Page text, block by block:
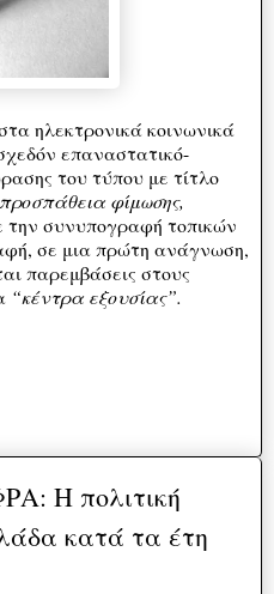
ηλεκτρονικά κοινωνικά
επαναστατικό-
του τύπου με τίτλο
φίμωσης,
την συνυπογραφή τοπικών
σε μια πρώτη ανάγνωση,
παρεμβάσεις στους
“κέντρα εξουσίας”.
Η πολιτική
κατά τα έτη